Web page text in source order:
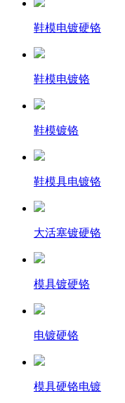
鞋模电镀硬铬
鞋模电镀铬
鞋模镀铬
鞋模具电镀铬
大活塞镀硬铬
模具镀硬铬
电镀硬铬
模具硬铬电镀